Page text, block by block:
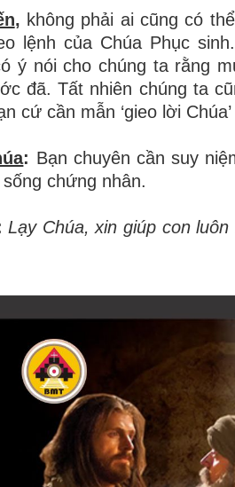
, không phải ai cũng có thể
lệnh của Chúa Phục
ý nói cho chúng ta rằng
đã. Tất nhiên chúng ta
cứ cần mẫn ‘gieo lời Chúa’
: Bạn chuyên cần suy
chứng nhân.
Lạy Chúa, xin giúp con